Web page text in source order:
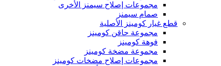
مجموعات إصلاح سيمنز الأخرى
صمام سيمنز
قطع غيار كومينز الأصلية
مجموعة حاقن كومينز
فوهة كومينز
مجموعة مضخة كومينز
مجموعات إصلاح مضخات كومينز